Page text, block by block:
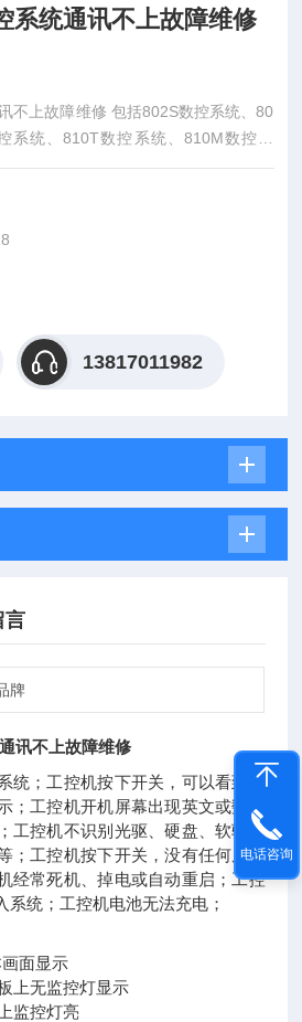
系统通讯不上故障维修
不上故障维修 包括802S数控系统、80
系统、810T数控系统、810M数控系
子840D 数控系统维修，SINUMERIK
、PCU70、NCU.、6SN1118。
13817011982
言
牌
讯不上故障维修
统；工控机按下开关，可以看到指
；工控机开机屏幕出现英文或数字
工控机不识别光驱、硬盘、软驱、
；工控机按下开关，没有任何反应
经常死机、掉电或自动重启；工控
系统；工控机电池无法充电；
面显示
上无监控灯显示
监控灯亮
电话咨询